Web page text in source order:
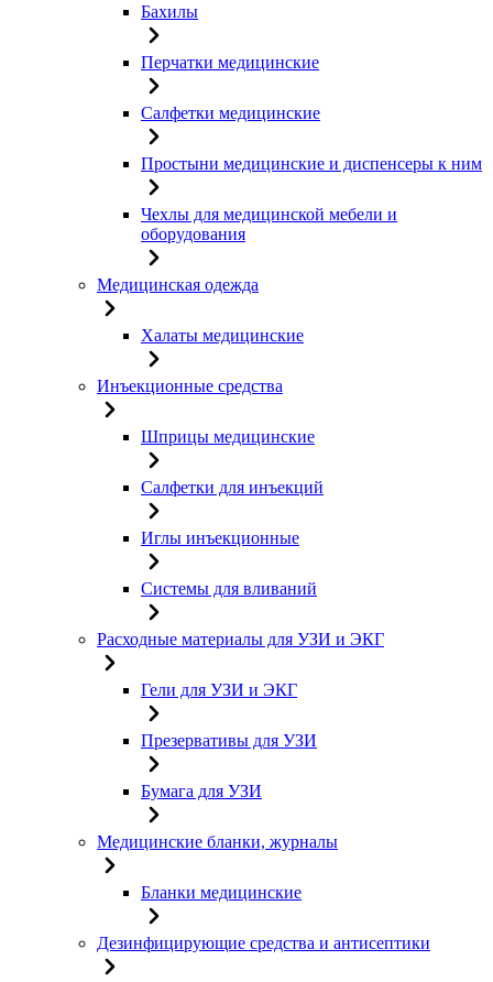
Бахилы
Перчатки медицинские
Салфетки медицинские
Простыни медицинские и диспенсеры к ним
Чехлы для медицинской мебели и
оборудования
Медицинская одежда
Халаты медицинские
Инъекционные средства
Шприцы медицинские
Салфетки для инъекций
Иглы инъекционные
Системы для вливаний
Расходные материалы для УЗИ и ЭКГ
Гели для УЗИ и ЭКГ
Презервативы для УЗИ
Бумага для УЗИ
Медицинские бланки, журналы
Бланки медицинские
Дезинфицирующие средства и антисептики